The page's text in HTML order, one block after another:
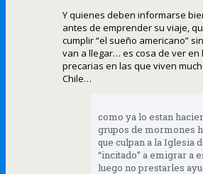
Y quienes deben informarse
antes de emprender su viaje,
cumplir “el sueño americano”
van a llegar… es cosa de ver en
precarias en las que viven
Chile…
como ya lo estan
grupos de mormones
que culpan a la Iglesia
“incitado” a emigrar a
luego no prestarles